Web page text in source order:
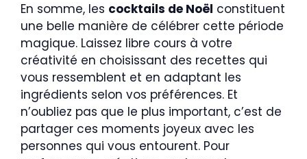
En somme, les cocktails de Noël constituent
une belle manière de célébrer cette période
magique. Laissez libre cours à votre
créativité en choisissant des recettes qui
vous ressemblent et en adaptant les
ingrédients selon vos préférences. Et
n’oubliez pas que le plus important, c’est de
partager ces moments joyeux avec les
personnes qui vous entourent. Pour